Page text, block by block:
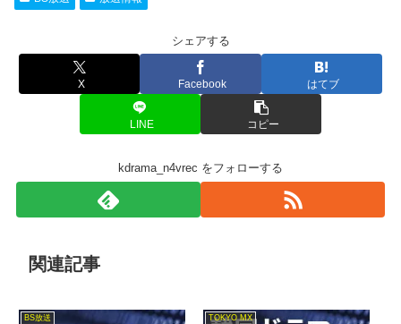
シェアする
X Facebook はてブ
LINE コピー
kdrama_n4vrec をフォローする
関連記事
BS放送 TOKYO MX